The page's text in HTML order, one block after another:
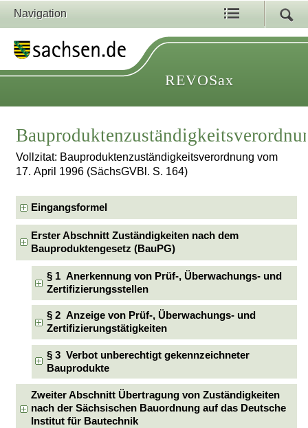
Navigation
REVOSax
Vollzitat: Bauproduktenzuständigkeitsverordnung vom
17. April 1996 (SächsGVBl. S. 164)
Eingangsformel
Erster Abschnitt Zuständigkeiten nach dem
Bauproduktengesetz (BauPG)
§ 1 Anerkennung von Prüf-, Überwachungs- und
Zertifizierungsstellen
§ 2 Anzeige von Prüf-, Überwachungs- und
Zertifizierungstätigkeiten
§ 3 Verbot unberechtigt gekennzeichneter
Bauprodukte
Zweiter Abschnitt Übertragung von Zuständigkeiten
nach der Sächsischen Bauordnung auf das Deutsche
Institut für Bautechnik